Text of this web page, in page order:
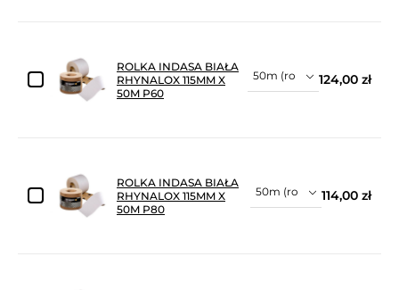
ROLKA INDASA BIAŁA
RHYNALOX 115MM X
50M P60
124,00 zł
ROLKA INDASA BIAŁA
RHYNALOX 115MM X
50M P80
114,00 zł